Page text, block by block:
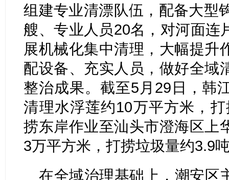
组建专业清漂队伍，配备大型
艘、专业人员20名，对河面连
展机械化集中清理，大幅提升
配设备、充实人员，做好全域
整治成果。截至5月29日，韩
清理水浮莲约10万平方米，
捞东岸作业至汕头市澄海区上
3万平方米，打捞垃圾量约3.9
在全域治理基础上，潮安区